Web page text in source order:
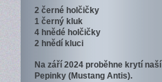
2 černé holčičky
1 černý kluk
4 hnědé holčičky
2 hnědí kluci
Na září 2024 proběhne krytí naší
Pepinky (Mustang Antis).